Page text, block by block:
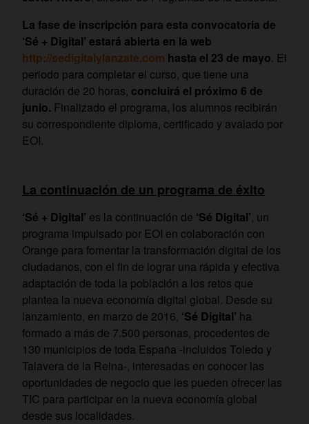
La fase de inscripción para esta convocatoria de
‘Sé + Digital’ estará abierta en la web
http://sedigitalylanzate.com hasta el 23 de mayo. El
periodo para completar el curso, que tiene una
duración de 20 horas, concluirá el próximo 6 de
junio. Finalizado el programa, los alumnos recibirán
su correspondiente diploma, certificado y avalado por
EOI.
La continuación de un programa de éxito
‘Sé + Digital’ es la continuación de ‘Sé Digital’, un
programa impulsado por EOI en colaboración con
Orange para fomentar la transformación digital de los
ciudadanos, con el fin de lograr una rápida y efectiva
adaptación de toda la población a los retos que
plantea la nueva economía digital global. Desde su
lanzamiento, en marzo de 2016, ‘Sé Digital’ ha
formado a más de 7.500 personas, procedentes de
130 municipios de toda España -incluidos Toledo y
Talavera de la Reina-, interesadas en conocer las
oportunidades de negocio que les pueden ofrecer las
TIC para participar en la nueva economía global
desde sus localidades.